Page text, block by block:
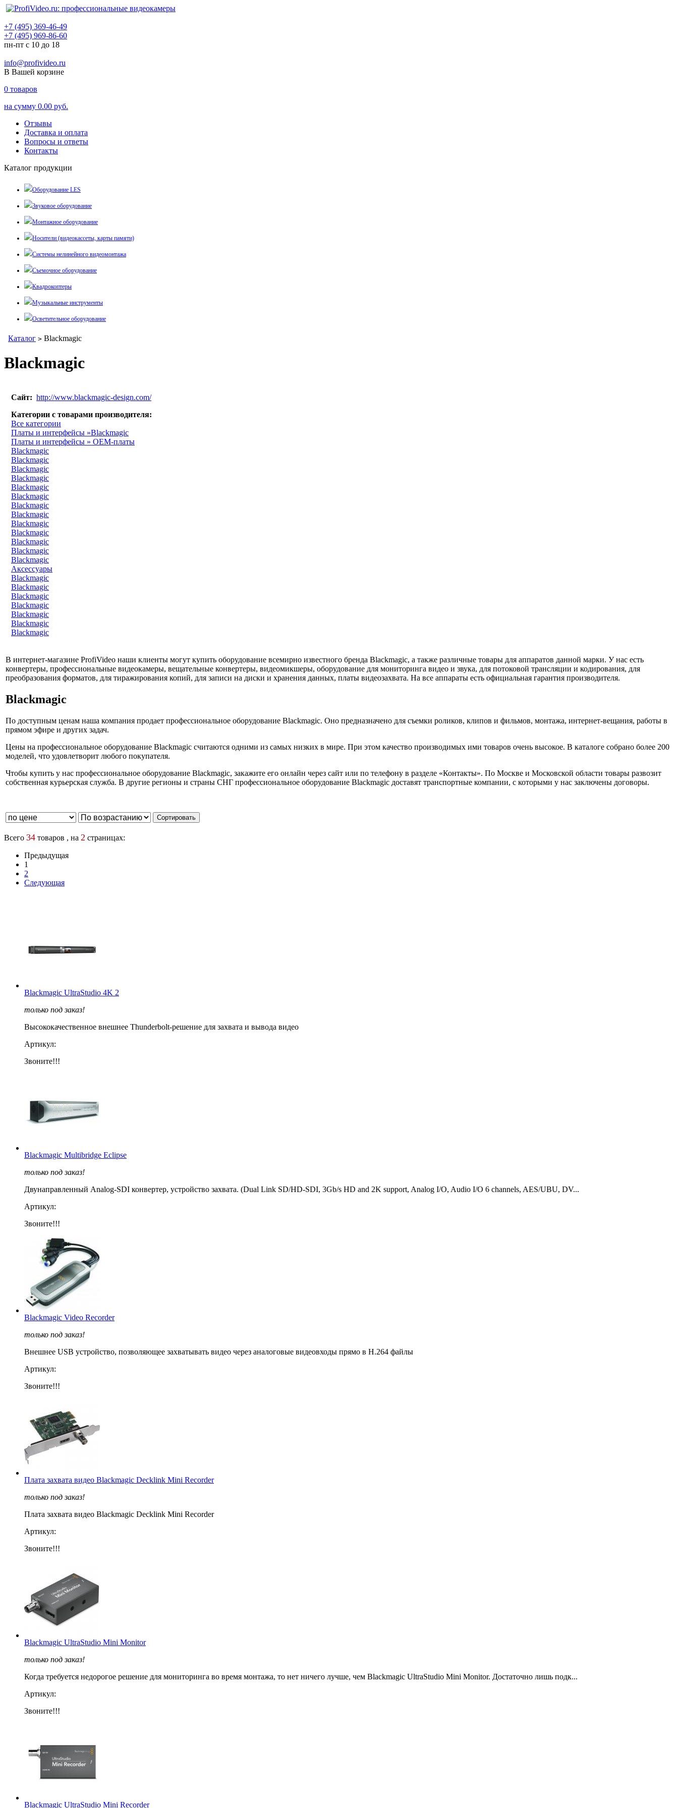
+7 (495) 369-46-49
+7 (495) 969-86-60
пн-пт с 10 до 18
info@profivideo.ru
В Вашей корзине
0 товаров
на сумму 0.00 руб.
Отзывы
Доставка и оплата
Вопросы и ответы
Контакты
Каталог продукции
Оборудование LES
Звуковое оборудование
Монтажное оборудование
Носители (видеокассеты, карты памяти)
Системы нелинейного видеомонтажа
Съемочное оборудование
Квадрокоптеры
Музыкальные инструменты
Осветительное оборудование
Каталог > Blackmagic
Blackmagic
Сайт: http://www.blackmagic-design.com/
Категории с товарами производителя:
Все категории
Платы и интерфейсы »Blackmagic
Платы и интерфейсы » OEM-платы
Blackmagic
Blackmagic
Blackmagic
Blackmagic
Blackmagic
Blackmagic
Blackmagic
Blackmagic
Blackmagic
Blackmagic
Blackmagic
Blackmagic
Blackmagic
Аксессуары
Blackmagic
Blackmagic
Blackmagic
Blackmagic
Blackmagic
Blackmagic
Blackmagic
В интернет-магазине ProfiVideo наши клиенты могут купить оборудование всемирно известного бренда Blackmagic, а также различные товары для аппаратов данной марки. У нас есть
конвертеры, профессиональные видеокамеры, вещательные конвертеры, видеомикшеры, оборудование для мониторинга видео и звука, для потоковой трансляции и кодирования, для
преобразования форматов, для тиражирования копий, для записи на диски и хранения данных, платы видеозахвата. На все аппараты есть официальная гарантия производителя.
Blackmagic
По доступным ценам наша компания продает профессиональное оборудование Blackmagic. Оно предназначено для съемки роликов, клипов и фильмов, монтажа, интернет-вещания, работы в
прямом эфире и других задач.
Цены на профессиональное оборудование Blackmagic считаются одними из самых низких в мире. При этом качество производимых ими товаров очень высокое. В каталоге собрано более 200
моделей, что удовлетворит любого покупателя.
Чтобы купить у нас профессиональное оборудование Blackmagic, закажите его онлайн через сайт или по телефону в разделе «Контакты». По Москве и Московской области товары развозит
собственная курьерская служба. В другие регионы и страны СНГ профессиональное оборудование Blackmagic доставят транспортные компании, с которыми у нас заключены договоры.
Всего 34 товаров , на 2 страницах:
Предыдущая
1
2
Следующая
Blackmagic UltraStudio 4K 2
только под заказ!
Высококачественное внешнее Thunderbolt-решение для захвата и вывода видео
Артикул:
Звоните!!!
Blackmagic Multibridge Eclipse
только под заказ!
Двунаправленный Analog-SDI конвертер, устройство захвата. (Dual Link SD/HD-SDI, 3Gb/s HD and 2K support, Analog I/O, Audio I/O 6 channels, AES/UBU, DV...
Артикул:
Звоните!!!
Blackmagic Video Recorder
только под заказ!
Внешнее USB устройство, позволяющее захватывать видео через аналоговые видеовходы прямо в H.264 файлы
Артикул:
Звоните!!!
Плата захвата видео Blackmagic Decklink Mini Recorder
только под заказ!
Плата захвата видео Blackmagic Decklink Mini Recorder
Артикул:
Звоните!!!
Blackmagic UltraStudio Mini Monitor
только под заказ!
Когда требуется недорогое решение для мониторинга во время монтажа, то нет ничего лучше, чем Blackmagic UltraStudio Mini Monitor. Достаточно лишь подк...
Артикул:
Звоните!!!
Blackmagic UltraStudio Mini Recorder